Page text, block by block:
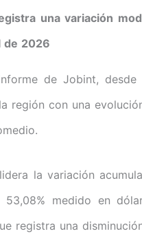
una variación
de 2026
de Jobint,
región con una
la variación
53,08% medido en
registra una